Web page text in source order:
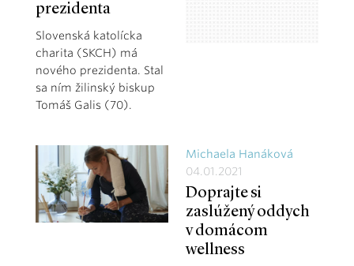
prezidenta
Slovenská katolícka
charita (SKCH) má
nového prezidenta. Stal
sa ním žilinský biskup
Tomáš Galis (70).
Michaela Hanáková
04.01.2021
Doprajte si
zaslúžený oddych
v domácom
wellness